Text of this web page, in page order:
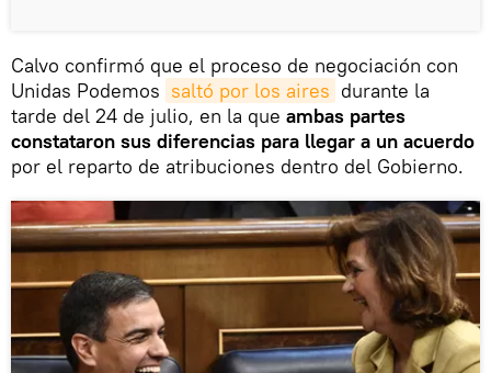
Calvo confirmó que el proceso de negociación con
Unidas Podemos saltó por los aires durante la
tarde del 24 de julio, en la que ambas partes
constataron sus diferencias para llegar a un acuerdo
por el reparto de atribuciones dentro del Gobierno.